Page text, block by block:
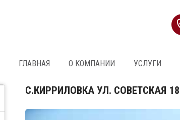
ГЛАВНАЯ О КОМПАНИИ УСЛУГИ
С.КИРРИЛОВКА УЛ. СОВЕТСКАЯ 18